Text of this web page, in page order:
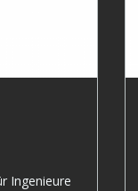
Ingenieure